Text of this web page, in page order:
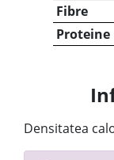
Fibre
Proteine
Densitatea